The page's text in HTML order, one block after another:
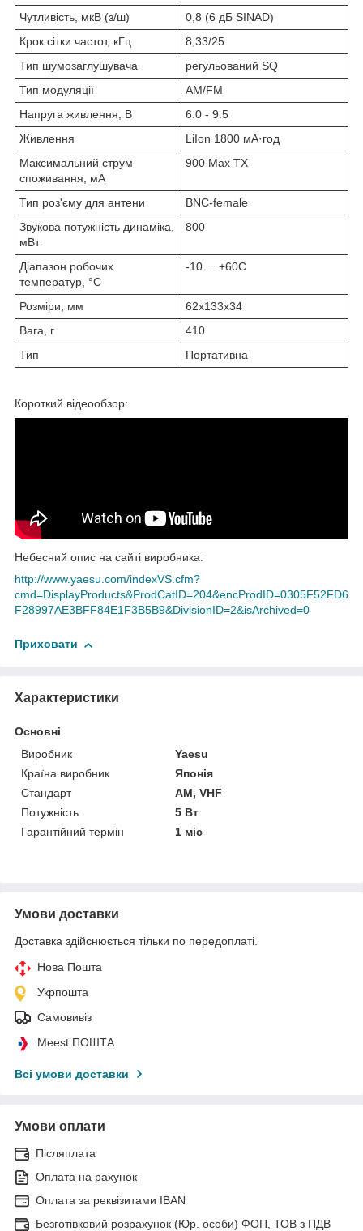
Чутливість, мкВ (з/ш)
0,8 (6 дБ SINAD)
Крок сітки частот, кГц
8,33/25
Тип шумозаглушувача
регульований SQ
Тип модуляції
AM/FM
Напруга живлення, В
6.0 - 9.5
Живлення
LiIon 1800 мА·год
Максимальний струм
споживання, мА
900 Max TX
Тип роз'єму для антени
BNC-female
Звукова потужність динаміка,
мВт
800
Діапазон робочих
температур, °C
-10 ... +60C
Розміри, мм
62x133x34
Вага, г
410
Тип
Портативна
Короткий відеообзор:
Небесний опис на сайті виробника:
http://www.yaesu.com/indexVS.cfm?
cmd=DisplayProducts&ProdCatID=204&encProdID=0305F52FD6
F28997AE3BFF84E1F3B5B9&DivisionID=2&isArchived=0
Приховати
Характеристики
Основні
Виробник
Yaesu
Країна виробник
Японія
Стандарт
AM, VHF
Потужність
5 Вт
Гарантійний термін
1 міс
Умови доставки
Доставка здійснюється тільки по передоплаті.
Нова Пошта
Укрпошта
Самовивіз
Meest ПОШТА
Всі умови доставки
Умови оплати
Післяплата
Оплата на рахунок
Оплата за реквізитами IBAN
Безготівковий розрахунок (Юр. особи) ФОП, ТОВ з ПДВ